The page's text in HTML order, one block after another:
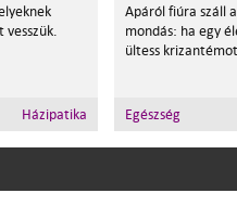
vesszük.
Házipatika
Apáról fiúra száll
mondás: ha egy
ültess
Egészség